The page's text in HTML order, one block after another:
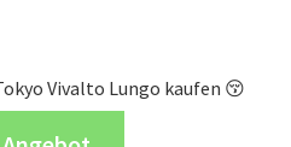
Vivalto Lungo kaufen 😚